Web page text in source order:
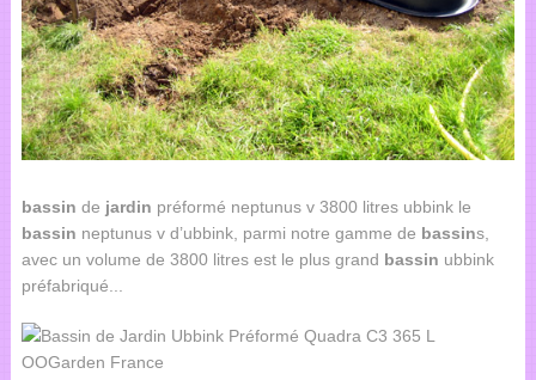
bassin de jardin préformé neptunus v 3800 litres ubbink le
bassin neptunus v d’ubbink, parmi notre gamme de bassins,
avec un volume de 3800 litres est le plus grand bassin ubbink
préfabriqué...